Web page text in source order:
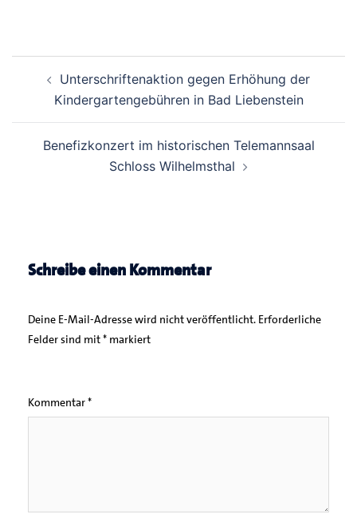
Navigation
Unterschriftenaktion gegen Erhöhung der
Kindergartengebühren in Bad Liebenstein
Benefizkonzert im historischen Telemannsaal
Schloss Wilhelmsthal
Schreibe einen Kommentar
Deine E-Mail-Adresse wird nicht veröffentlicht. Erforderliche
Felder sind mit* markiert
Kommentar*